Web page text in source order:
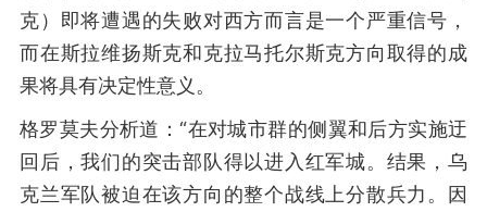
克）即将遭遇的失败对西方而言是一个严重信号，
而在斯拉维扬斯克和克拉马托尔斯克方向取得的成
果将具有决定性意义。
格罗莫夫分析道：“在对城市群的侧翼和后方实施迂
回后，我们的突击部队得以进入红军城。结果，乌
克兰军队被迫在该方向的整个战线上分散兵力。因